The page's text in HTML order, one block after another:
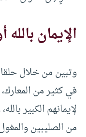
الإيمان بالله
وتبين من خلال
في كثير من
لإيمانهم الكبير
من الصليبين